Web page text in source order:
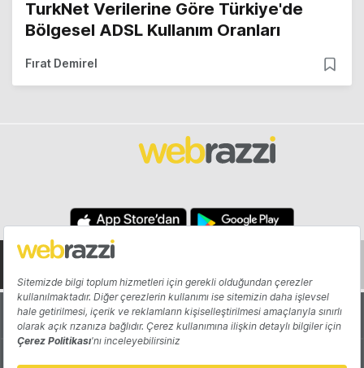
TurkNet Verilerine Göre Türkiye'de
Bölgesel ADSL Kullanım Oranları
Fırat Demirel
Hakkında Yazarlar
Katkıda Bulun Reklam